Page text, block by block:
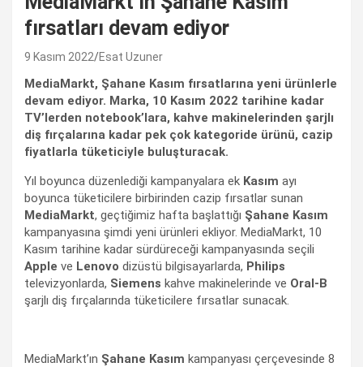
fırsatları devam ediyor
9 Kasım 2022 Esat Uzuner
MediaMarkt, Şahane Kasım fırsatlarına yeni ürünlerle
devam ediyor. Marka, 10 Kasım 2022 tarihine kadar
TV’lerden notebook’lara, kahve makinelerinden şarjlı
diş fırçalarına kadar pek çok kategoride ürünü, cazip
fiyatlarla tüketiciyle buluşturacak.
Yıl boyunca düzenlediği kampanyalara ek Kasım ayı
boyunca tüketicilere birbirinden cazip fırsatlar sunan
MediaMarkt, geçtiğimiz hafta başlattığı Şahane Kasım
kampanyasına şimdi yeni ürünleri ekliyor. MediaMarkt, 10
Kasım tarihine kadar sürdüreceği kampanyasında seçili
Apple ve Lenovo dizüstü bilgisayarlarda, Philips
televizyonlarda, Siemens kahve makinelerinde ve Oral-B
şarjlı diş fırçalarında tüketicilere fırsatlar sunacak.
MediaMarkt’ın Şahane Kasım kampanyası çerçevesinde 8